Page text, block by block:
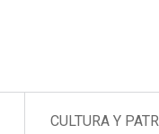
CULTURA Y